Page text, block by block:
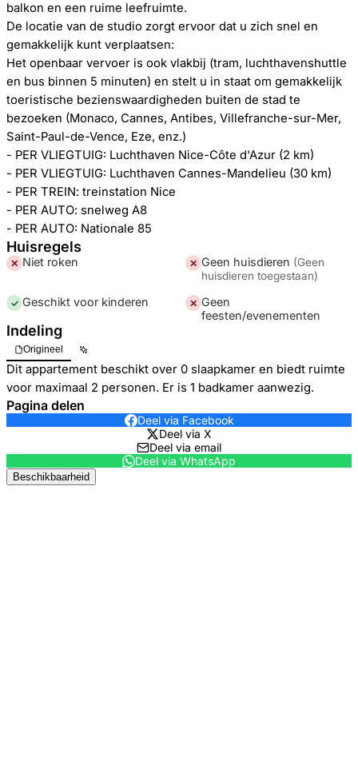
balkon en een ruime leefruimte.
De locatie van de studio zorgt ervoor dat u zich snel en
gemakkelijk kunt verplaatsen:
Het openbaar vervoer is ook vlakbij (tram, luchthavenshuttle
en bus binnen 5 minuten) en stelt u in staat om gemakkelijk
toeristische bezienswaardigheden buiten de stad te
bezoeken (Monaco, Cannes, Antibes, Villefranche-sur-Mer,
Saint-Paul-de-Vence, Eze, enz.)
- PER VLIEGTUIG: Luchthaven Nice-Côte d'Azur (2 km)
- PER VLIEGTUIG: Luchthaven Cannes-Mandelieu (30 km)
- PER TREIN: treinstation Nice
- PER AUTO: snelweg A8
- PER AUTO: Nationale 85
Huisregels
✕ Niet roken ✕ Geen huisdieren (Geen
huisdieren toegestaan)
✓ Geschikt voor kinderen ✕ Geen
feesten/evenementen
Indeling
Origineel
Dit appartement beschikt over 0 slaapkamer en biedt ruimte
voor maximaal 2 personen. Er is 1 badkamer aanwezig.
Pagina delen
Deel via Facebook
Deel via X
Deel via email
Deel via WhatsApp
Beschikbaarheid